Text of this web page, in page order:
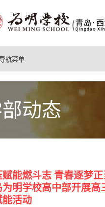
航菜单
动态
赋能燃斗志 青春逐梦
为明学校高中部开展高
能活动